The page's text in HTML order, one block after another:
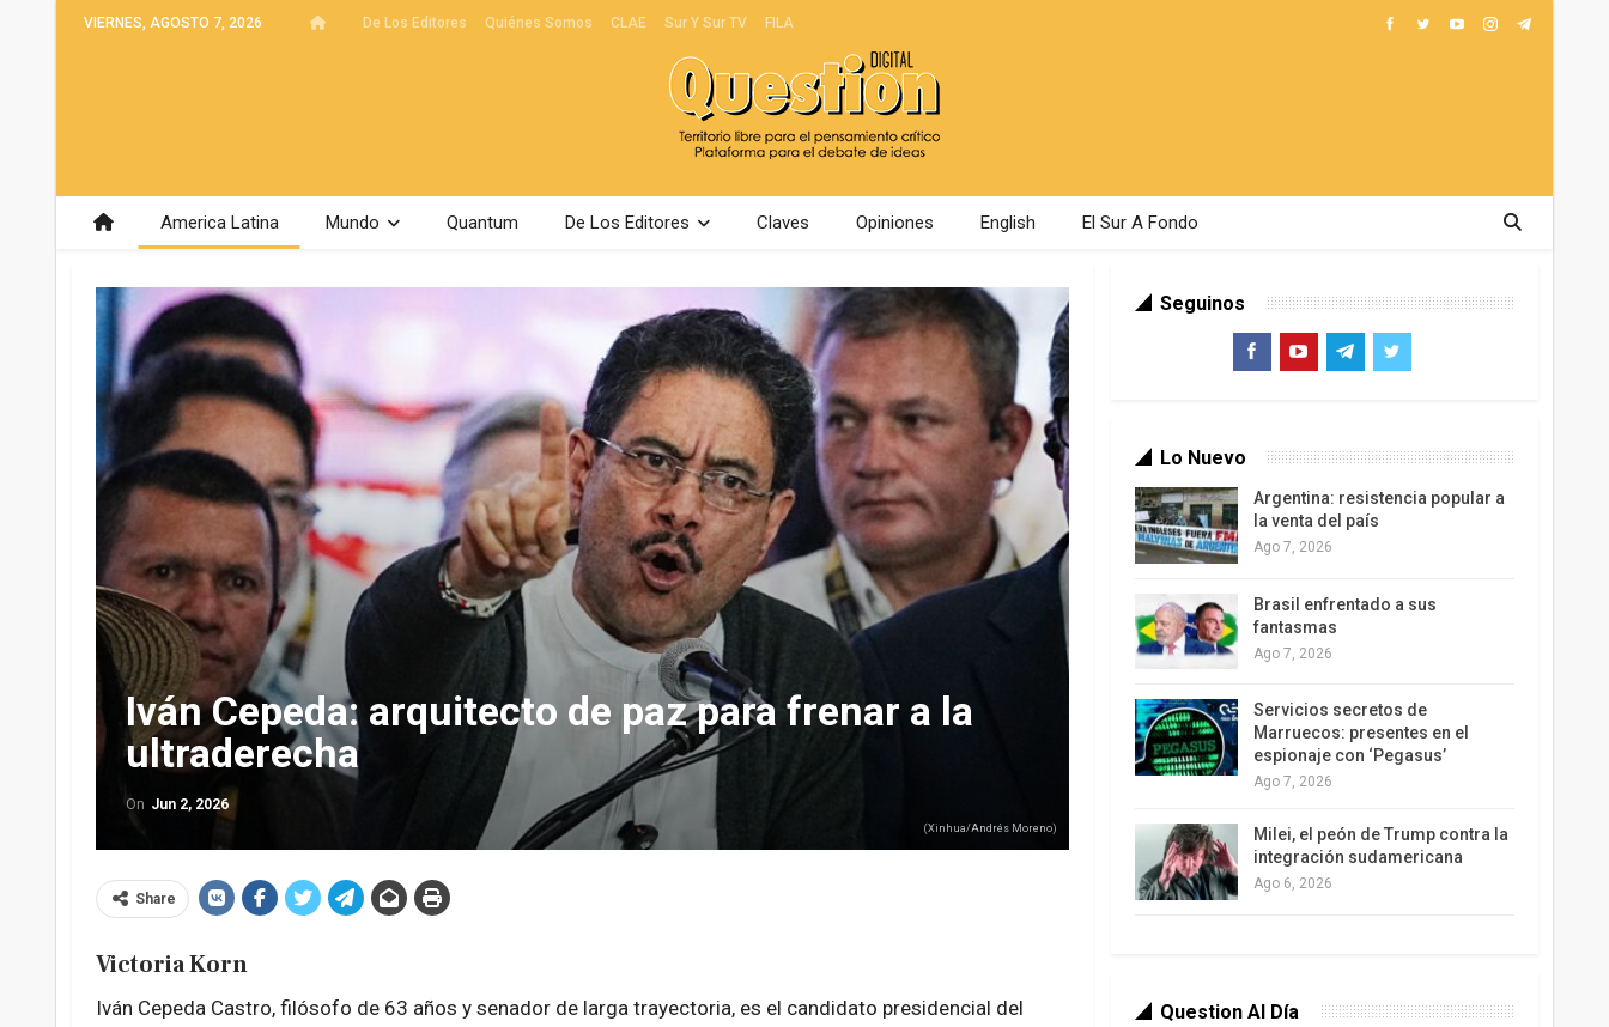
VIERNES, AGOSTO 7, 2026 De Los Editores Quiénes Somos CLAE Sur Y Sur TV FILA
America Latina Mundo Quantum De Los Editores Claves Opiniones English El Sur A Fondo
Iván Cepeda: arquitecto de paz para frenar a la
ultraderecha
On Jun 2, 2026
(Xinhua/Andrés Moreno)
Share
Victoria Korn
Iván Cepeda Castro, filósofo de 63 años y senador de larga trayectoria, es el candidato presidencial del
Seguinos
Lo Nuevo
Argentina: resistencia popular a
la venta del país
Ago 7, 2026
Brasil enfrentado a sus
fantasmas
Ago 7, 2026
Servicios secretos de
Marruecos: presentes en el
espionaje con ‘Pegasus’
Ago 7, 2026
Milei, el peón de Trump contra la
integración sudamericana
Ago 6, 2026
Question Al Día